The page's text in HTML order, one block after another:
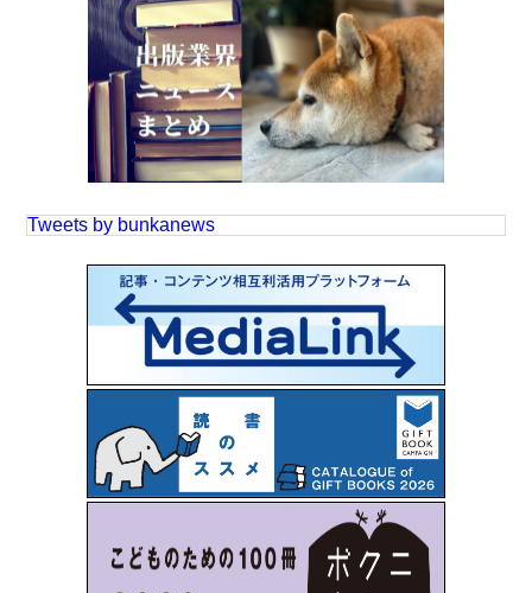
Tweets by bunkanews